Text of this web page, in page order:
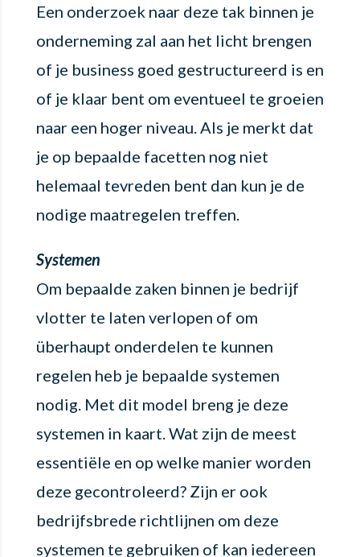
Een onderzoek naar deze tak binnen je
onderneming zal aan het licht brengen
of je business goed gestructureerd is en
of je klaar bent om eventueel te groeien
naar een hoger niveau. Als je merkt dat
je op bepaalde facetten nog niet
helemaal tevreden bent dan kun je de
nodige maatregelen treffen.
Systemen
Om bepaalde zaken binnen je bedrijf
vlotter te laten verlopen of om
überhaupt onderdelen te kunnen
regelen heb je bepaalde systemen
nodig. Met dit model breng je deze
systemen in kaart. Wat zijn de meest
essentiële en op welke manier worden
deze gecontroleerd? Zijn er ook
bedrijfsbrede richtlijnen om deze
systemen te gebruiken of kan iedereen